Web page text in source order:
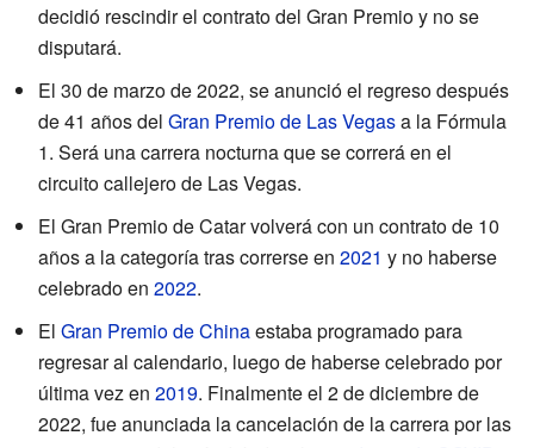
decidió rescindir el contrato del Gran Premio y no se
disputará.
El 30 de marzo de 2022, se anunció el regreso después
de 41 años del Gran Premio de Las Vegasa la Fórmula
1. Será una carrera nocturna que se correrá en el
circuito callejero de Las Vegas.
El Gran Premio de Catar volverá con un contrato de 10
años a la categoría tras correrse en 2021 y no haberse
celebrado en 2022.
El Gran Premio de Chinaestaba programado para
regresar al calendario, luego de haberse celebrado por
última vez en 2019. Finalmente el 2 de diciembre de
2022, fue anunciada la cancelación de la carrera por las